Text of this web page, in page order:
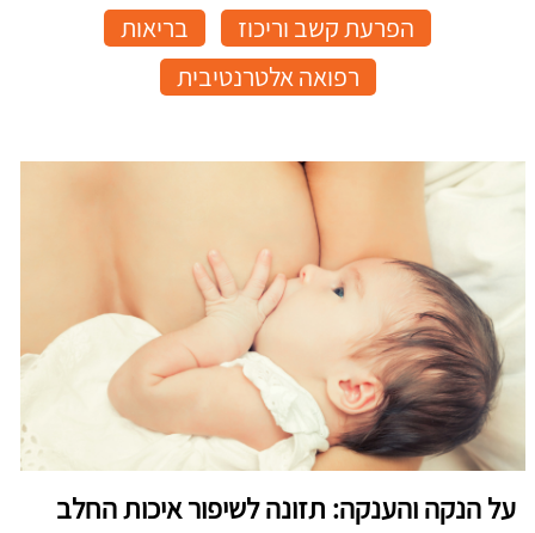
הפרעת קשב וריכוז
בריאות
רפואה אלטרנטיבית
על הנקה והענקה: תזונה לשיפור איכות החלב